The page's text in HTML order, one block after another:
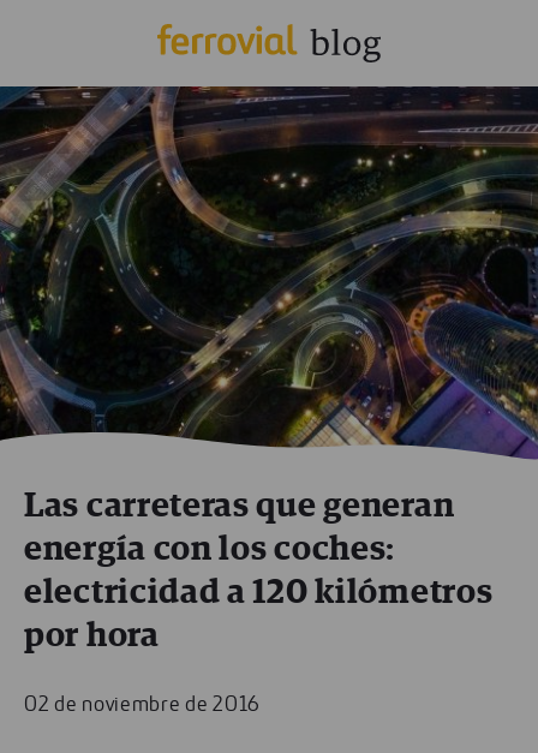
Las carreteras que generan
energía con los coches:
electricidad a 120 kilómetros
por hora
02 de noviembre de 2016